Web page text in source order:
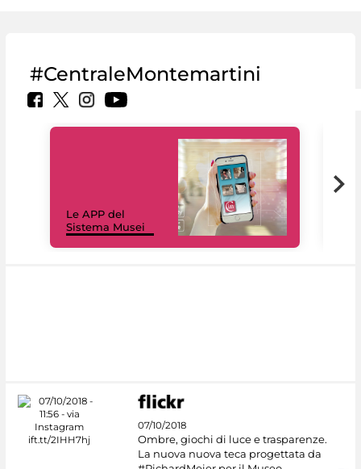
#CentraleMontemartini
Le APP del
Sistema Musei
07/10/2018
Ombre, giochi di luce e trasparenze.
La nuova nuova teca progettata da